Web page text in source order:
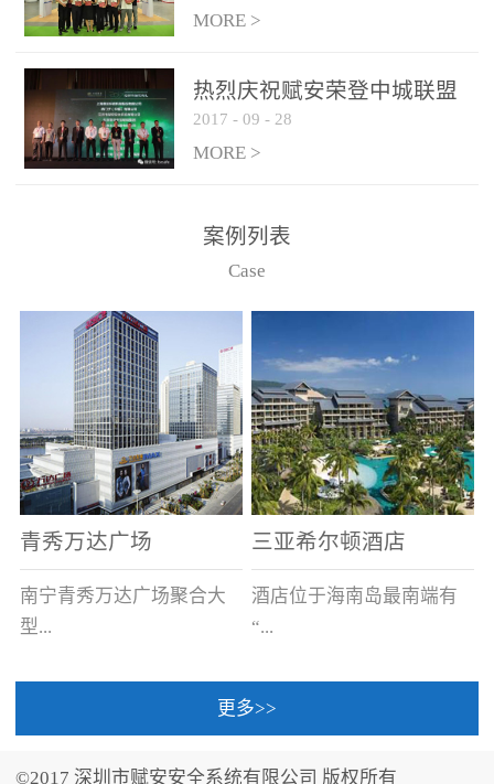
成示意图： 图像型火灾
和监控端两大部分组成。
两者之间通过以太网相
联，一台监控主机最多可
从监控主机上获取，最多
只能接6台，超过的需从现
MORE >
热烈庆祝赋安荣登中城联盟
联合采购战略合作平台
2017 - 09 - 28
MORE >
案例列表
Case
青秀万达广场
南宁青秀万达广场聚合大
型...
三亚希尔顿酒店
酒店位于海南岛最南端有
“...
中国的海岛天堂”之美称的
更多>>
©2017 深圳市赋安安全系统有限公司 版权所有